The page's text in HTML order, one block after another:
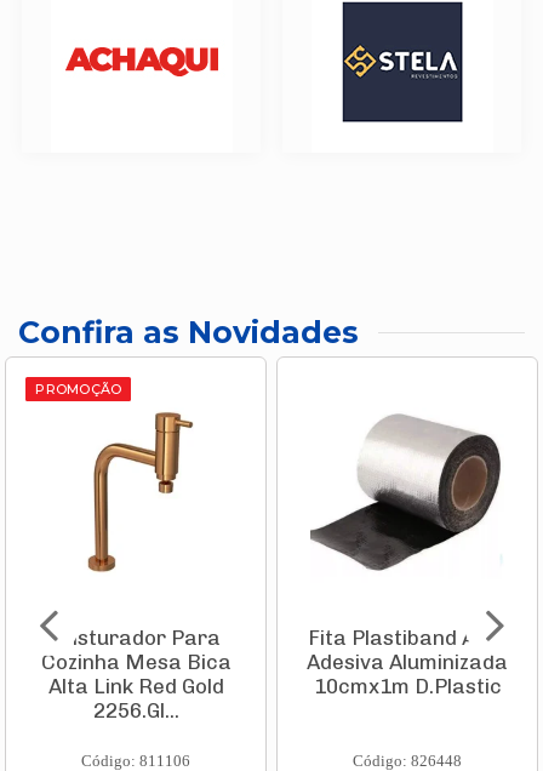
Confira as Novidades
Fita Plastiband Auto
Adesiva Aluminizada
10cmx1m D.Plastic
Código: 826448
Disco de Corte
Diamantado Turbo
Diâmetro 110mm
Código: 840386